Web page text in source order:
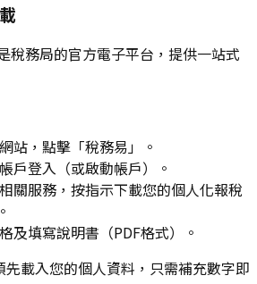
稅務局的官方電子平台，提供一站式
站，點擊「稅務易」。
戶登入（或啟動帳戶）。
關服務，按指示下載您的個人化報稅
及填寫說明書（PDF格式）。
載入您的個人資料，只需補充數字即